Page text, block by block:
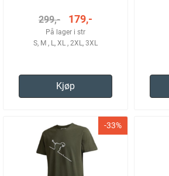
299,- 179,-
På lager i str
S, M , L, XL , 2XL, 3XL
Kjøp
-33%